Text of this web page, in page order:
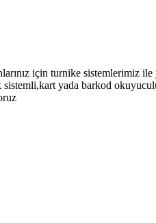
için turnike sistemlerimiz
yada barkod